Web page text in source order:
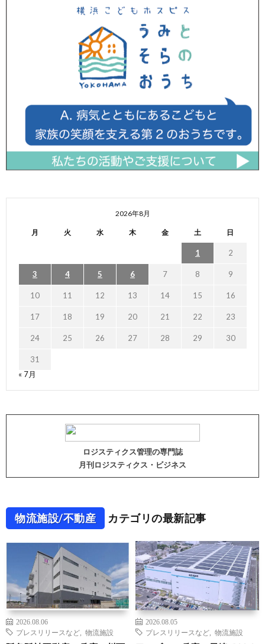
2026年8月
月 火 水 木 金 土 日
1 2
3 4 5 6 7 8 9
10 11 12 13 14 15 16
17 18 19 20 21 22 23
24 25 26 27 28 29 30
31
« 7月
ロジスティクス管理の専門誌
月刊ロジスティクス・ビジネス
物流施設/不動産 カテゴリの最新記事
2026.08.06
プレスリリースなど
物流施設
2026.08.05
プレスリリースなど
物流施設